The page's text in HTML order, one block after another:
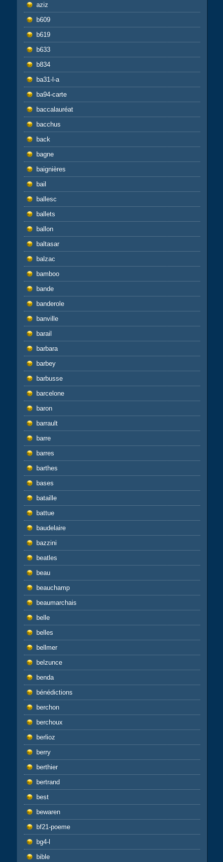
aziz
b609
b619
b633
b834
ba31-l-a
ba94-carte
baccalauréat
bacchus
back
bagne
baignières
bail
ballesc
ballets
ballon
baltasar
balzac
bamboo
bande
banderole
banville
barail
barbara
barbey
barbusse
barcelone
baron
barrault
barre
barres
barthes
bases
bataille
battue
baudelaire
bazzini
beatles
beau
beauchamp
beaumarchais
belle
belles
bellmer
belzunce
benda
bénédictions
berchon
berchoux
berlioz
berry
berthier
bertrand
best
bewaren
bf21-poeme
bg4-l
bible